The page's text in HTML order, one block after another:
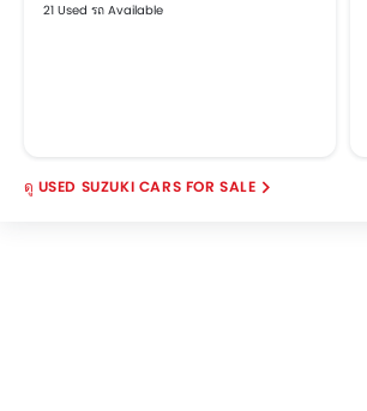
21 Used รถ Available
USED SUZUKI CARS FOR SALE